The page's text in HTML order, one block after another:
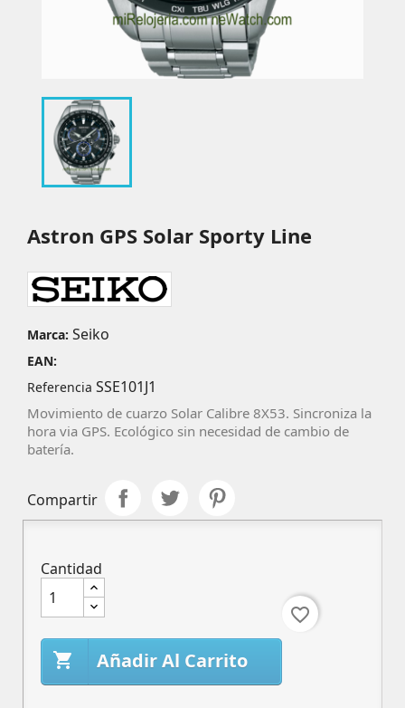
Astron GPS Solar Sporty Line
Marca: Seiko
EAN:
Referencia SSE101J1
Movimiento de cuarzo Solar Calibre 8X53. Sincroniza la
hora via GPS. Ecológico sin necesidad de cambio de
batería.
Compartir
Cantidad
 Añadir Al Carrito
favorite_border